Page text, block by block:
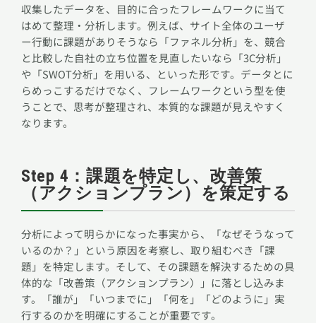
収集したデータを、目的に合ったフレームワークに当て
はめて整理・分析します。例えば、サイト全体のユーザ
ー行動に課題がありそうなら「ファネル分析」を、競合
と比較した自社の立ち位置を見直したいなら「3C分析」
や「SWOT分析」を用いる、といった形です。データとに
らめっこするだけでなく、フレームワークという型を使
うことで、思考が整理され、本質的な課題が見えやすく
なります。
Step 4：課題を特定し、改善策
（アクションプラン）を策定する
分析によって明らかになった事実から、「なぜそうなって
いるのか？」という原因を考察し、取り組むべき「課
題」を特定します。そして、その課題を解決するための具
体的な「改善策（アクションプラン）」に落とし込みま
す。「誰が」「いつまでに」「何を」「どのように」実
行するのかを明確にすることが重要です。